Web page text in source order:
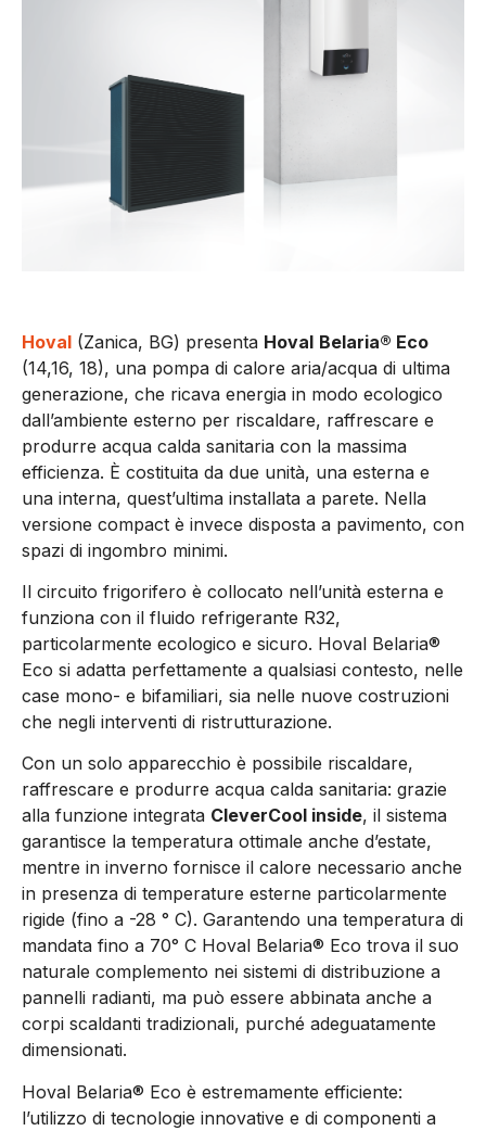
Hoval (Zanica, BG) presenta Hoval Belaria® Eco
(14,16, 18), una pompa di calore aria/acqua di ultima
generazione, che ricava energia in modo ecologico
dall’ambiente esterno per riscaldare, raffrescare e
produrre acqua calda sanitaria con la massima
efficienza. È costituita da due unità, una esterna e
una interna, quest’ultima installata a parete. Nella
versione compact è invece disposta a pavimento, con
spazi di ingombro minimi.
Il circuito frigorifero è collocato nell’unità esterna e
funziona con il fluido refrigerante R32,
particolarmente ecologico e sicuro. Hoval Belaria®
Eco si adatta perfettamente a qualsiasi contesto, nelle
case mono- e bifamiliari, sia nelle nuove costruzioni
che negli interventi di ristrutturazione.
Con un solo apparecchio è possibile riscaldare,
raffrescare e produrre acqua calda sanitaria: grazie
alla funzione integrata CleverCool inside, il sistema
garantisce la temperatura ottimale anche d’estate,
mentre in inverno fornisce il calore necessario anche
in presenza di temperature esterne particolarmente
rigide (fino a -28 ° C). Garantendo una temperatura di
mandata fino a 70° C Hoval Belaria® Eco trova il suo
naturale complemento nei sistemi di distribuzione a
pannelli radianti, ma può essere abbinata anche a
corpi scaldanti tradizionali, purché adeguatamente
dimensionati.
Hoval Belaria® Eco è estremamente efficiente:
l’utilizzo di tecnologie innovative e di componenti a